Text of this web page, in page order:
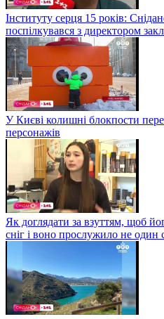
Інституту серця 15 років:
поспілкувався з директором
У Києві колишні блокпости
персонажів
Як доглядати за взуттям, щоб
сніг і воно прослужило не один